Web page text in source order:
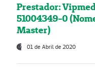
Prestador:
51004349-0
Master)
01 de Abril de 2020